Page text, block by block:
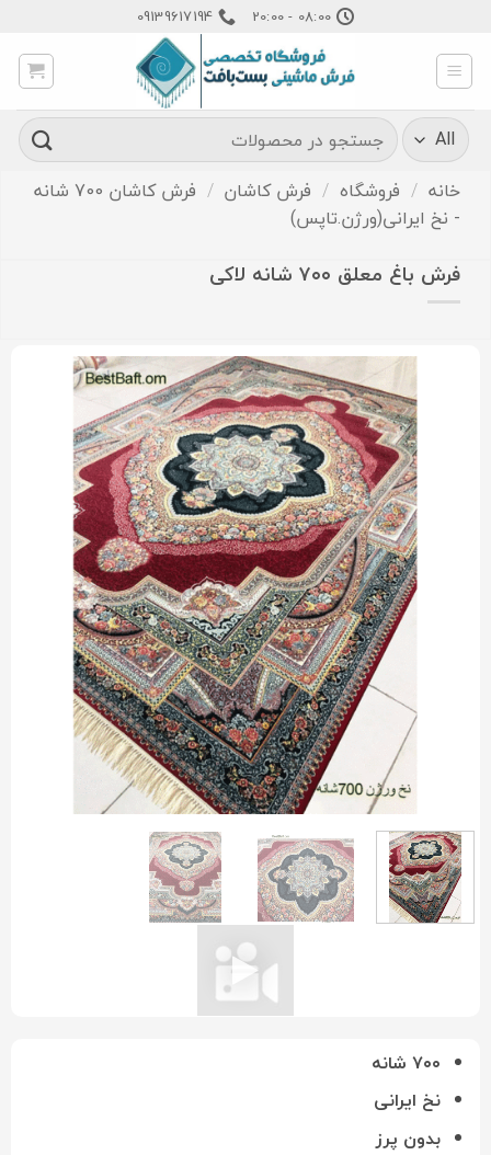
content
08:00 - 20:00
09139617194
جستجو
برای:
خانه / فروشگاه / فرش کاشان /
فرش کاشان 700 شانه
- نخ ایرانی(ورژن.تاپس)
فرش باغ معلق ۷۰۰ شانه لاکی
۷۰۰ شانه
نخ ایرانی
بدون پرز